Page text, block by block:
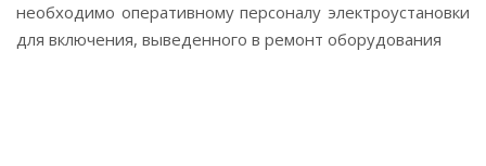
необходимо оперативному персоналу электроустановки
для включения, выведенного в ремонт оборудования